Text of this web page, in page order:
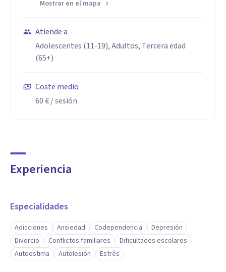
Mostrar en el mapa
Atiende a
Adolescentes (11-19), Adultos, Tercera edad
(65+)
Coste medio
60 €/ sesión
Experiencia
Especialidades
Adicciones Ansiedad Codependencia
Depresión
Divorcio
Conflictos familiares
Dificultades escolares
Autoestima
Autolesión Estrés